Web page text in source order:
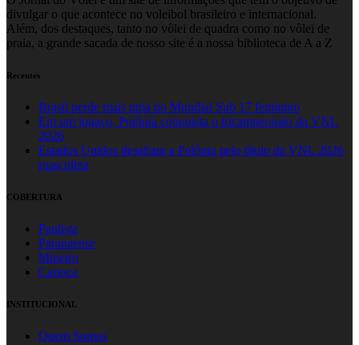
divulgar o que acontece no voleibol brasileiro e internacional.
Além, dos destaques, tanto no vôlei de quadra como no vôlei de
praia, a grande sacada de nosso site é a nossa biblioteca de A a Z
Recentes
Brasil perde mais uma no Mundial Sub 17 feminino
Em um jogaço, Polônia conquista o tricampeonato da VNL
2026
Estados Unidos desafiam a Polônia pelo título da VNL 2026
masculina
COBERTURA
Paulista
Paranaense
Mineiro
Carioca
INSTITUCIONAL
Quem Somos